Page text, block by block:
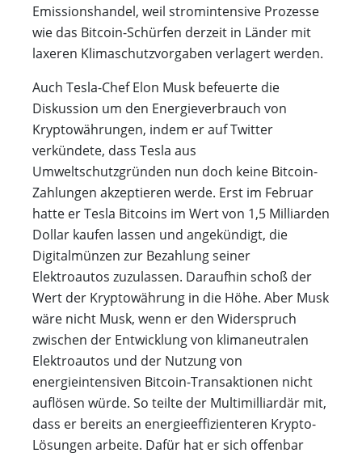
Emissionshandel, weil stromintensive Prozesse
wie das Bitcoin-Schürfen derzeit in Länder mit
laxeren Klimaschutzvorgaben verlagert werden.
Auch Tesla-Chef Elon Musk befeuerte die
Diskussion um den Energieverbrauch von
Kryptowährungen, indem er auf Twitter
verkündete, dass Tesla aus
Umweltschutzgründen nun doch keine Bitcoin-
Zahlungen akzeptieren werde. Erst im Februar
hatte er Tesla Bitcoins im Wert von 1,5 Milliarden
Dollar kaufen lassen und angekündigt, die
Digitalmünzen zur Bezahlung seiner
Elektroautos zuzulassen. Daraufhin schoß der
Wert der Kryptowährung in die Höhe. Aber Musk
wäre nicht Musk, wenn er den Widerspruch
zwischen der Entwicklung von klimaneutralen
Elektroautos und der Nutzung von
energieintensiven Bitcoin-Transaktionen nicht
auflösen würde. So teilte der Multimilliardär mit,
dass er bereits an energieeffizienteren Krypto-
Lösungen arbeite. Dafür hat er sich offenbar